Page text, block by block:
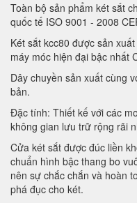
Toàn bộ sản phẩm két sắt
quốc tế ISO 9001 - 2008
Két sắt kcc80 được sản
máy móc hiện đại bậc nhất
Dây chuyền sản xuất cùng
bản.
Đặc tính: Thiết kế với các
không gian lưu trữ rộng rãi
Cửa két sắt được đúc liền
chuẩn hình bậc thang bo
nên sự chắc chắn và hoàn
phá đục cho két.